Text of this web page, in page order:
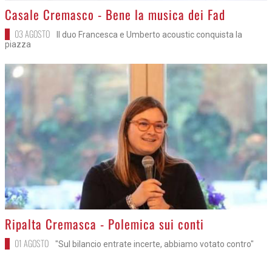
>
Casale Cremasco - Bene la musica dei Fad
03 AGOSTO
Il duo Francesca e Umberto acoustic conquista la
piazza
>
Ripalta Cremasca - Polemica sui conti
01 AGOSTO "Sul bilancio entrate incerte, abbiamo votato contro"